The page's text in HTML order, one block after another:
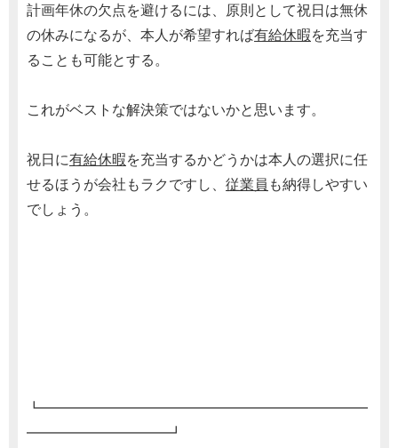
計画年休の欠点を避けるには、原則として祝日は無休
の休みになるが、本人が希望すれば有給休暇を充当す
ることも可能とする。
これがベストな解決策ではないかと思います。
祝日に有給休暇を充当するかどうかは本人の選択に任
せるほうが会社もラクですし、 従業員 も納得しやすい
でしょう。
┗━━━━━━━━━━━━━━━━━━━━━━━
━━━━━━━━━━┛